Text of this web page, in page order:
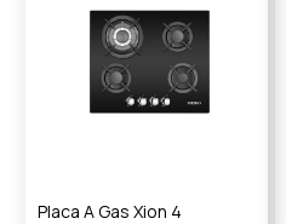
Placa A Gas Xion 4